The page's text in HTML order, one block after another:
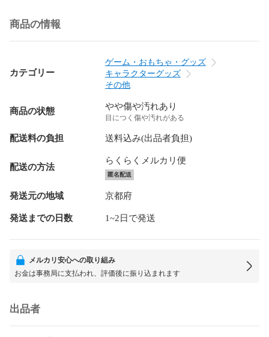
商品の情報
カテゴリー
ゲーム・おもちゃ・グッズ
キャラクターグッズ
その他
商品の状態 やや傷や汚れあり
目につく傷や汚れがある
配送料の負担 送料込み(出品者負担)
配送の方法
らくらくメルカリ便
匿名配送
発送元の地域 京都府
発送までの日数 1~2日で発送
メルカリ安心への取り組み
お金は事務局に支払われ、評価後に振り込まれます
出品者